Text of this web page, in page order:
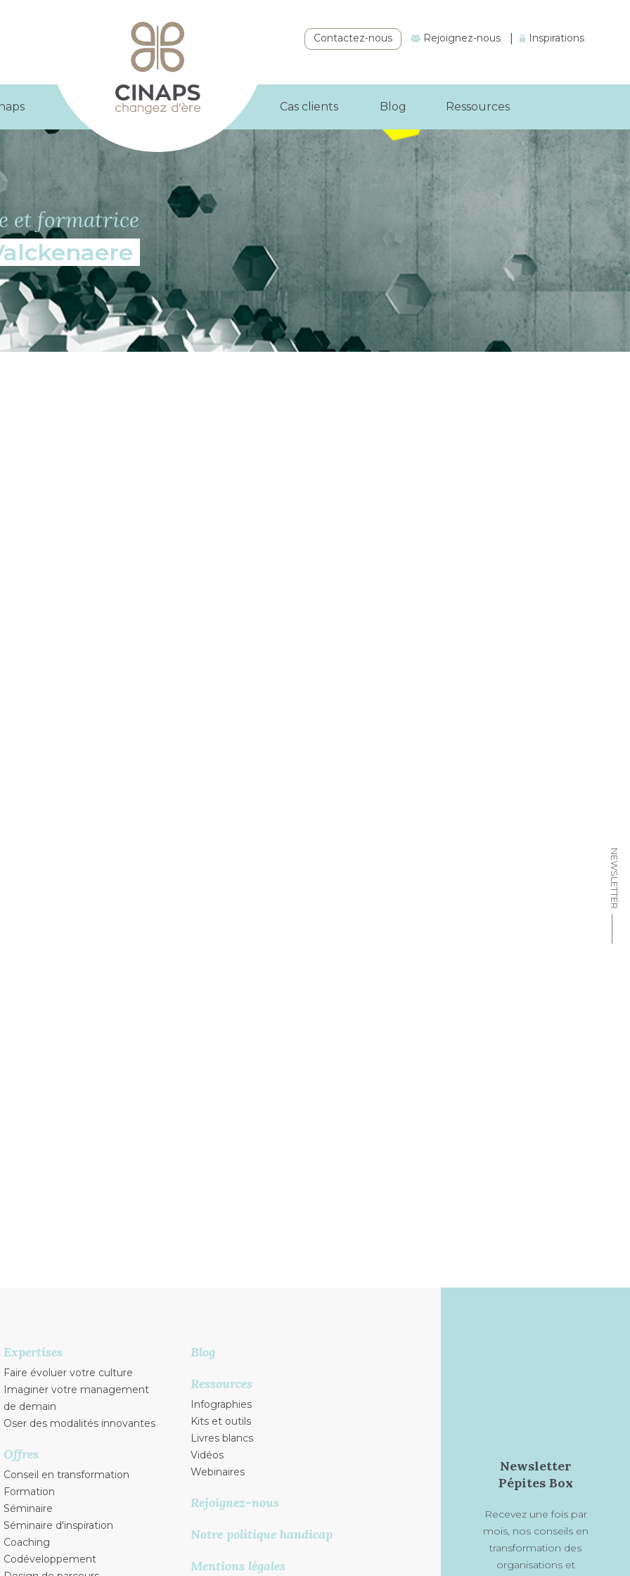
Contactez-nous Rejoignez-nous Inspirations
Cas clients Blog Ressources
NEWSLETTER
et formatrice
Expertises
Faire évoluer votre culture
Imaginer votre management
de demain
Oser des modalités innovantes
Offres
Conseil en transformation
Formation
Séminaire
Séminaire d'inspiration
Coaching
Codéveloppement
Blog
Ressources
Infographies
Kits et outils
Livres blancs
Vidéos
Webinaires
Rejoignez-nous
Notre politique handicap
Mentions légales
Newsletter
Pépites Box
Recevez une fois par
mois, nos conseils en
transformation des
organisations et